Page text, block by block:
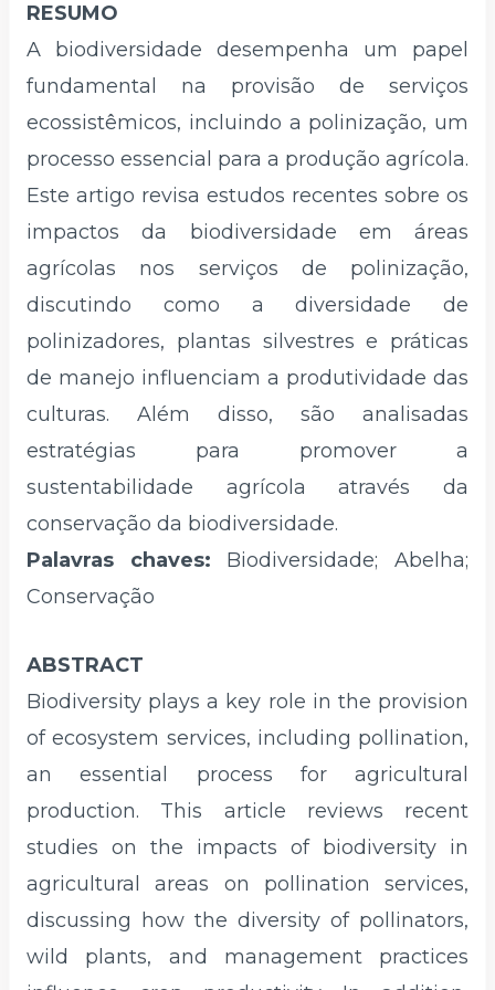
RESUMO
A biodiversidade desempenha um papel
fundamental na provisão de serviços
ecossistêmicos, incluindo a polinização, um
processo essencial para a produção agrícola.
Este artigo revisa estudos recentes sobre os
impactos da biodiversidade em áreas
agrícolas nos serviços de polinização,
discutindo como a diversidade de
polinizadores, plantas silvestres e práticas
de manejo influenciam a produtividade das
culturas. Além disso, são analisadas
estratégias para promover a
sustentabilidade agrícola através da
conservação da biodiversidade.
Palavras chaves: Biodiversidade; Abelha;
Conservação
ABSTRACT
Biodiversity plays a key role in the provision
of ecosystem services, including pollination,
an essential process for agricultural
production. This article reviews recent
studies on the impacts of biodiversity in
agricultural areas on pollination services,
discussing how the diversity of pollinators,
wild plants, and management practices